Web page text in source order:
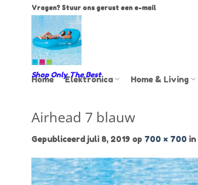
Vragen? Stuur ons gerust een e-mail
Shop Only The Best
Home Elektronica Home & Living
Airhead 7 blauw
Gepubliceerd juli 8, 2019 op 700 × 700 in